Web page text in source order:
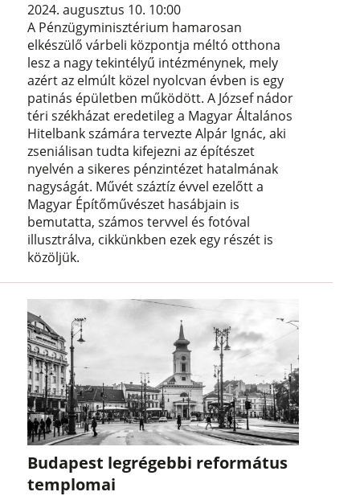
2024. augusztus 10. 10:00
A Pénzügyminisztérium hamarosan
elkészülő várbeli központja méltó otthona
lesz a nagy tekintélyű intézménynek, mely
azért az elmúlt közel nyolcvan évben is egy
patinás épületben működött. A József nádor
téri székházat eredetileg a Magyar Általános
Hitelbank számára tervezte Alpár Ignác, aki
zseniálisan tudta kifejezni az építészet
nyelvén a sikeres pénzintézet hatalmának
nagyságát. Művét száztíz évvel ezelőtt a
Magyar Építőművészet hasábjain is
bemutatta, számos tervvel és fotóval
illusztrálva, cikkünkben ezek egy részét is
közöljük.
Budapest legrégebbi református
templomai